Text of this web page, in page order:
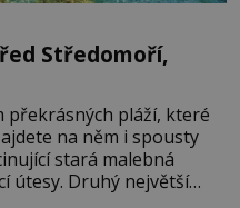
Středomoří,
překrásných pláží, které
na něm i spousty
stará malebná
útesy. Druhý největší